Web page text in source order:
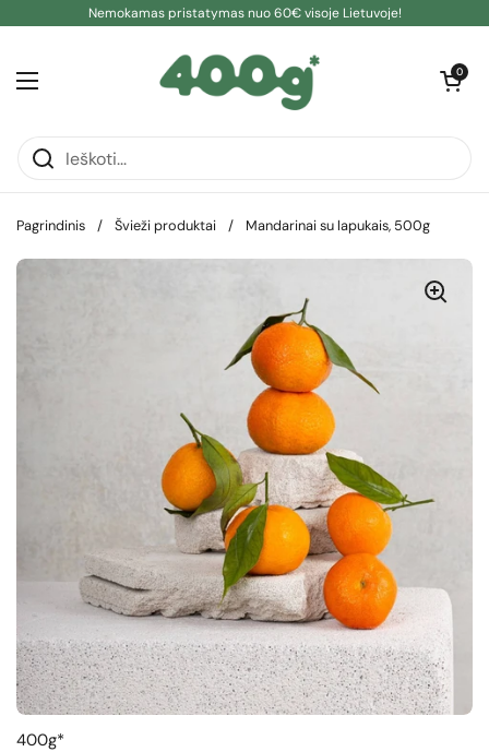
Pereiti prie turinioNemokamas pristatymas nuo 60€ visoje Lietuvoje!
Atidaryti meniu
Atidaryti
0
Pagrindinis / Švieži produktai / Mandarinai su lapukais, 500g
400g*